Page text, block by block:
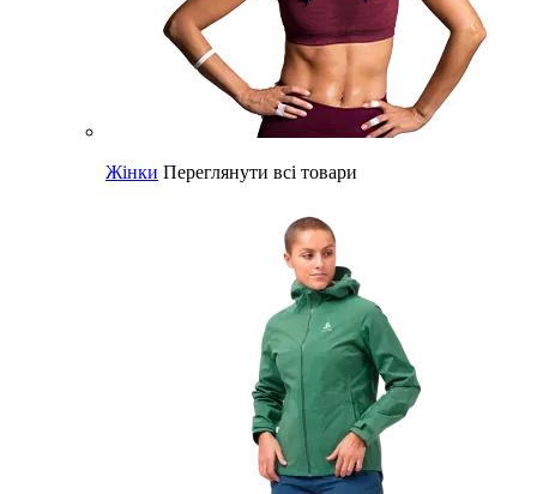
Жінки Переглянути всі товари